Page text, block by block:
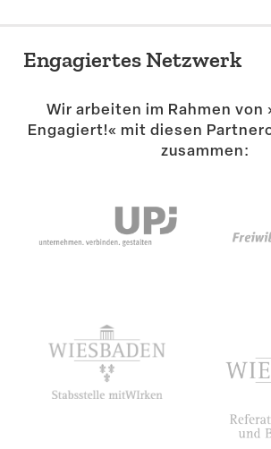
Engagiertes Netzwerk
Wir arbeiten im Rahmen von
Engagiert!« mit diesen
zusammen: